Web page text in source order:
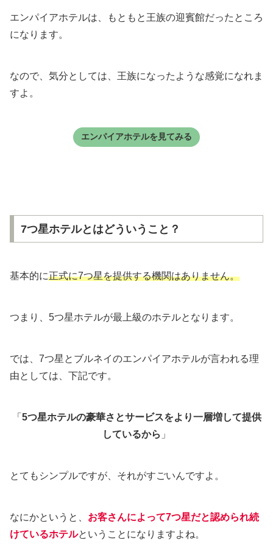
エンパイアホテルは、もともと王族の迎賓館だったところ
になります。
なので、気分としては、王族になったような感覚になれま
すよ。
エンパイアホテルを見てみる
7つ星ホテルとはどういうこと？
基本的に正式に7つ星を提供する機関はありません。
つまり、5つ星ホテルが最上級のホテルとなります。
では、7つ星とブルネイのエンパイアホテルが言われる理
由としては、下記です。
「 5つ星ホテルの豪華さとサービスをより一層増して提供
しているから 」
とてもシンプルですが、それがすごいんですよ。
なにかというと、 お客さんによって7つ星だと認められ続
けているホテルということになりますよね。